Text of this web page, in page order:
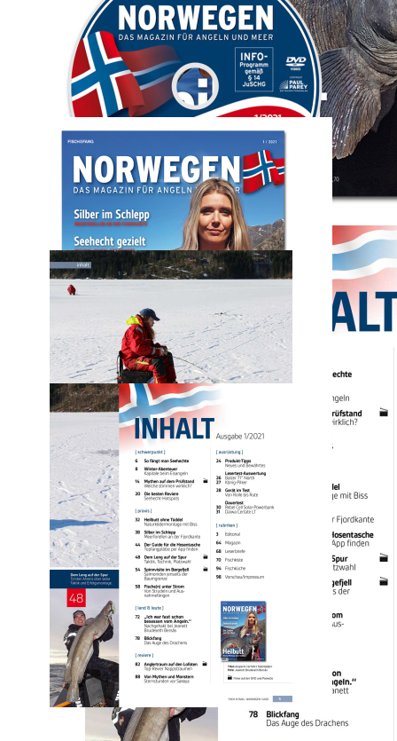
Artikel-Nr. 22202101E
Norwegen-Magazin
1/21 + DVD
4,90 €
inkl. MwSt. zzgl. VersandNormalpreis
inkl. MwSt. zzgl. Versand
Abonnenten-Preis
Sie sind Abonnent eines unserer Magazine oder PareyGo?
Dann profitieren Sie von unseren vielfältigen Abo-Vorteilen!
Melden Sie sich mit Ihrer Kundennummer an oder
finden Sie Ihr
passendes Abo hier
Auswählen
Ausgabenart
Print
4,90 € 9,90 €
Sofort lieferbar
3,90 € Sofort lieferbar